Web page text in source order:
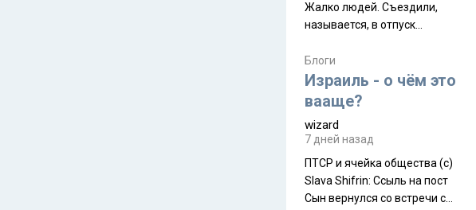
Жалко людей. Съездили,
называется, в отпуск...
Блоги
Израиль - о чём это
вааще?
wizard
7 дней назад
ПТСР и ячейка общества (с)
Slava Shifrin: Ссыль на пост
Сын вернулся со встречи с